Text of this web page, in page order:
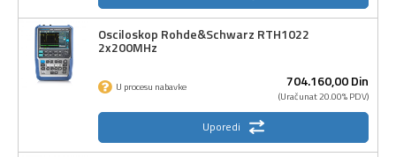
Osciloskop Rohde&Schwarz RTH1022
2x200MHz
704.160,00Din
(Uračunat 20.00% PDV)
U procesu nabavke
Uporedi